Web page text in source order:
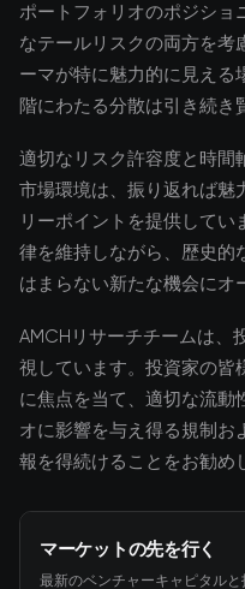
ポートフォリオのポジショ
なテールリスクの両方を考
ーマが特に魅力的に見える
階にわたる分散は引き続き
適切なリスク許容度と時間
市場環境は、振り返れば魅
リーポイントを提供して
律を維持しながら、歴史的
はまらない新たな機会にオ
AMCHリサーチチームは、
視しています。投資家の皆
に焦点を当て、適切な流動
オに影響を与え得る規制お
報を得続けることをお勧め
マーケットの先を行く
最新のベンチャーキャピタル